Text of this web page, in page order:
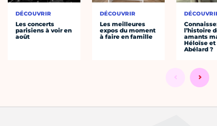
DÉCOUVRIR
Les concerts
parisiens à voir en
août
DÉCOUVRIR
Les meilleures
expos du moment
à faire en famille
l’histoire
amants
Héloïse et
Abélard ?